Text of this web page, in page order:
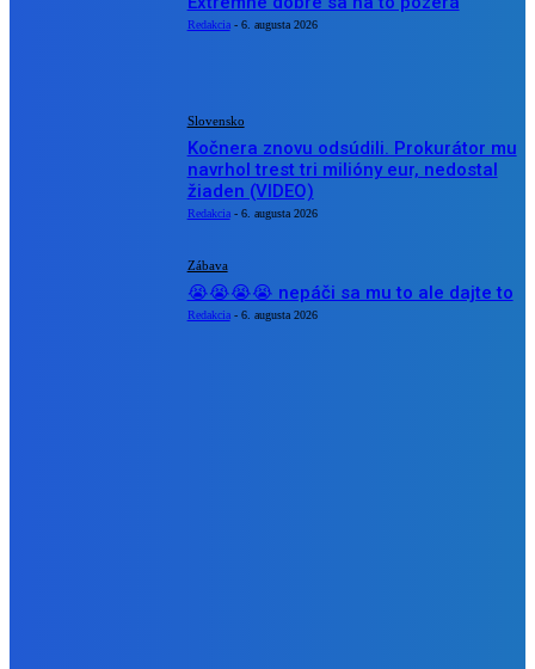
Redakcia - 6. augusta 2026
Slovensko
Kočnera znovu odsúdili. Prokurátor mu
navrhol trest tri milióny eur, nedostal
žiaden (VIDEO)
Redakcia - 6. augusta 2026
Zábava
😭😭😭😭 nepáči sa mu to ale dajte to
Redakcia - 6. augusta 2026